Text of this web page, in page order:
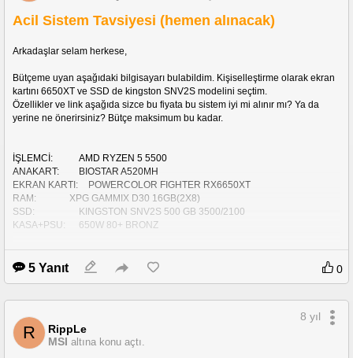
Ram:
Bütçem yetmezse 16GB alarak sonra ekleme de yapabilirim.
	   			Samsung 980 Pro 1TB (aldım duruyor.)
güncellemeler ile 7800 xt atak yapabilir diye düşünüyorum. Siz ne dersiniz?
önerirsiniz bilemiyorum (anakart atx olduğu için)
Power:
				Powerda ne özellik aramam gerek bilmiyorum. Bu da beyaz
olursa sistem daha güzel durabilir sanırım.
Fikirleriniz benim için gerçekten önemli. Şimdiden herkese teşekkür ederim.
Acil Sistem Tavsiyesi (hemen alınacak)
Arkadaşlar selam herkese,
Bütçeme uyan aşağıdaki bilgisayarı bulabildim. Kişiselleştirme olarak ekran
kartını 6650XT ve SSD de kingston SNV2S modelini seçtim.
Özellikler ve link aşağıda sizce bu fiyata bu sistem iyi mi alınır mı? Ya da
yerine ne önerirsiniz? Bütçe maksimum bu kadar.
İŞLEMCİ:   		AMD RYZEN 5 5500
ANAKART:  		BIOSTAR A520MH
EKRAN KARTI:	POWERCOLOR FIGHTER RX6650XT
RAM:				XPG GAMMIX D30 16GB(2X8)
SSD:					KINGSTON SNV2S 500 GB 3500/2100
KASA+PSU:		650W 80+ BRONZ
TOPLAM: 13.389 TL
www.gamegaraj.com
Hero 5A-RX6000 - Game Garaj
5 Yanıt 0
R
RippLe
MSI altına konu açtı.
8 yıl